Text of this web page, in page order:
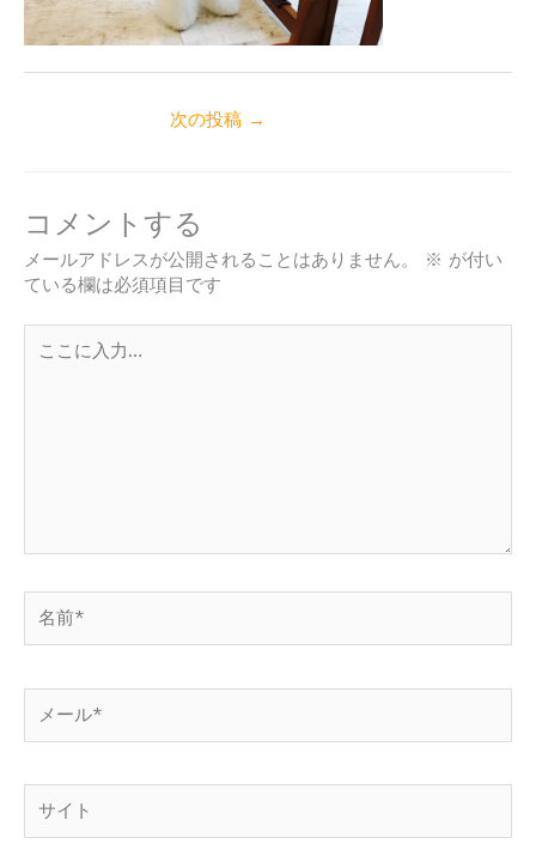
次の投稿 →
コメントする
メールアドレスが公開されることはありません。 ※ が付い
ている欄は必須項目です
前
ー
ル
ト